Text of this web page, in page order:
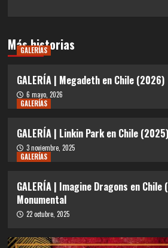
Más historias
GALERÍAS
GALERÍA | Megadeth en Chile (2026)
6 mayo, 2026
GALERÍAS
GALERÍA | Linkin Park en Chile (2025)
3 noviembre, 2025
GALERÍAS
GALERÍA | Imagine Dragons en
Monumental
22 octubre, 2025